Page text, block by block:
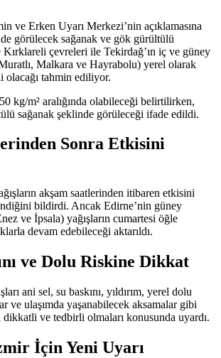
ve Erken Uyarı Merkezi’nin açıklamasına
görülecek sağanak ve gök gürültülü
Kırklareli çevreleri ile Tekirdağ’ın iç ve güney
Malkara ve Hayrabolu) yerel olarak
tahmin ediliyor.
kg/m² aralığında olabileceği belirtilirken,
sağanak şeklinde görüleceği ifade edildi.
Sonra Etkisini
akşam saatlerinden itibaren etkisini
bildirdi. Ancak Edirne’nin güney
ve İpsala) yağışların cumartesi öğle
devam edebileceği aktarıldı.
ve Dolu Riskine Dikkat
ani sel, su baskını, yıldırım, yerel dolu
ve ulaşımda yaşanabilecek aksamalar gibi
dikkatli ve tedbirli olmaları konusunda uyardı.
İçin Yeni Uyarı